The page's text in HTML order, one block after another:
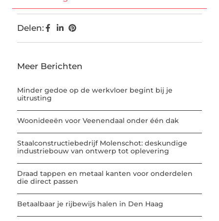
Delen:
Meer Berichten
Minder gedoe op de werkvloer begint bij je
uitrusting
Woonideeën voor Veenendaal onder één dak
Staalconstructiebedrijf Molenschot: deskundige
industriebouw van ontwerp tot oplevering
Draad tappen en metaal kanten voor onderdelen
die direct passen
Betaalbaar je rijbewijs halen in Den Haag